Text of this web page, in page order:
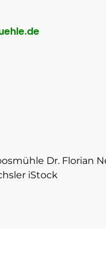
Dr. Florian
iStock